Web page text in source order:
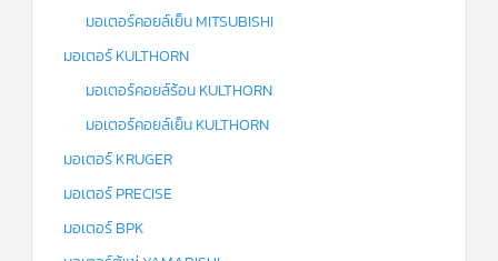
มอเตอร์คอยล์เย็น MITSUBISHI
มอเตอร์ KULTHORN
มอเตอร์คอยล์ร้อน KULTHORN
มอเตอร์คอยล์เย็น KULTHORN
มอเตอร์ KRUGER
มอเตอร์ PRECISE
มอเตอร์ BPK